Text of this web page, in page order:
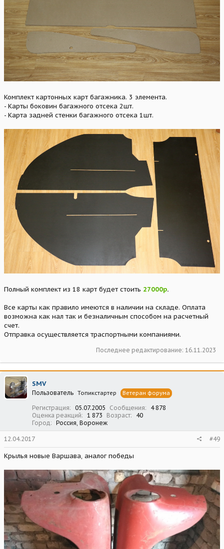
Комплект картонных карт багажника. 3 элемента.
- Карты боковин багажного отсека 2шт.
- Карта задней стенки багажного отсека 1шт.
Полный комплект из 18 карт будет стоить 27000р.
Все карты как правило имеются в наличии на складе. Оплата
возможна как нал так и безналичным способом на расчетный
счет.
Отправка осуществляется траспортными компаниями.
Последнее редактирование: 16.11.2023
SMV
Пользователь Топикстартер Ветеран форума
Регистрация 05.07.2005 Сообщения
4 878
Оценка реакций
1 873 Возраст
40
Город
Россия, Воронеж
12.04.2017 #49
Крылья новые Варшава, аналог победы